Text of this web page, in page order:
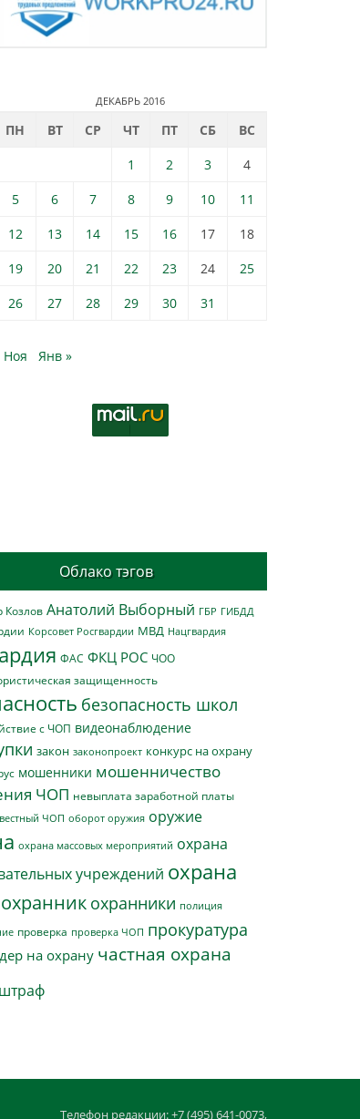
ДЕКАБРЬ 2016
ПН ВТ СР ЧТ ПТ СБ
ВС
1
2 3
4
5
6 7 8 9 10
11
12
13 14 15 16 17
18
19
20 21 22 23 24
25
26
27 28 29 30 31
Ноя Янв »
Облако тэгов
Козлов Анатолий Выборный ГБР ГИБДД
Корсовет Росгвардии МВД Нацгвардия
ФАС ФКЦ РОС ЧОО
защищенность
безопасность школ
с ЧОП видеонаблюдение
закон законопроект конкурс на охрану
мошенники мошенничество
ЧОП невыплата заработной платы
ЧОП оборот оружия оружие
охрана массовых мероприятий охрана
учреждений охрана
охранник охранники полиция
проверка проверка ЧОП прокуратура
на охрану частная охрана
штраф
Телефон редакции: +7 (495) 641-0073,